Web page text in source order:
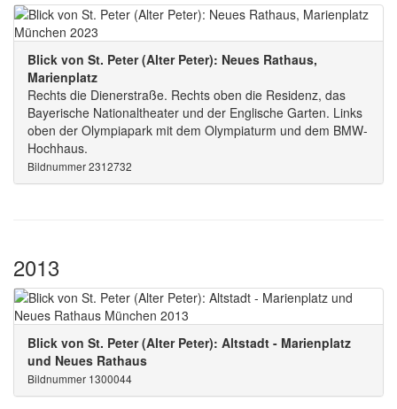
Blick von St. Peter (Alter Peter): Neues Rathaus,
Marienplatz
Rechts die Dienerstraße. Rechts oben die Residenz, das
Bayerische Nationaltheater und der Englische Garten. Links
oben der Olympiapark mit dem Olympiaturm und dem BMW-
Hochhaus.
Bildnummer 2312732
2013
Blick von St. Peter (Alter Peter): Altstadt - Marienplatz
und Neues Rathaus
Bildnummer 1300044